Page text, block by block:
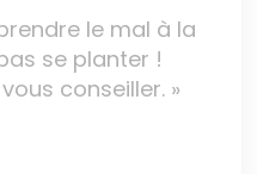
le mal à la
se planter !
conseiller. »